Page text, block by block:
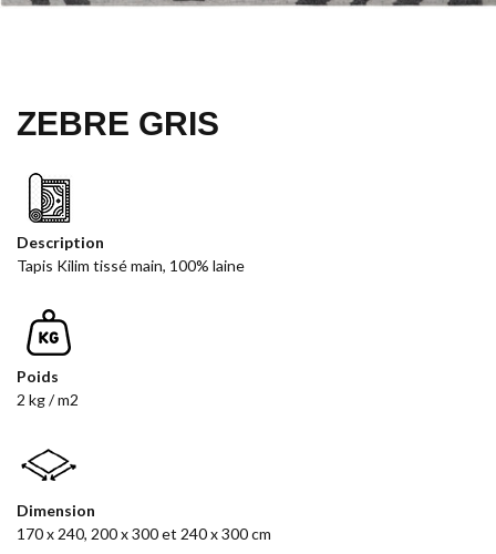
ZEBRE GRIS
Description
Tapis Kilim tissé main, 100% laine
Poids
2 kg / m2
Dimension
170 x 240, 200 x 300 et 240 x 300 cm